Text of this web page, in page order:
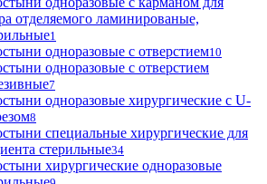
отделяемого ламинированые,
1
одноразовые с отверстием10
одноразовые с отверстием
7
одноразовые хирургические с U-
8
специальные хирургические для
стерильные34
хирургические одноразовые